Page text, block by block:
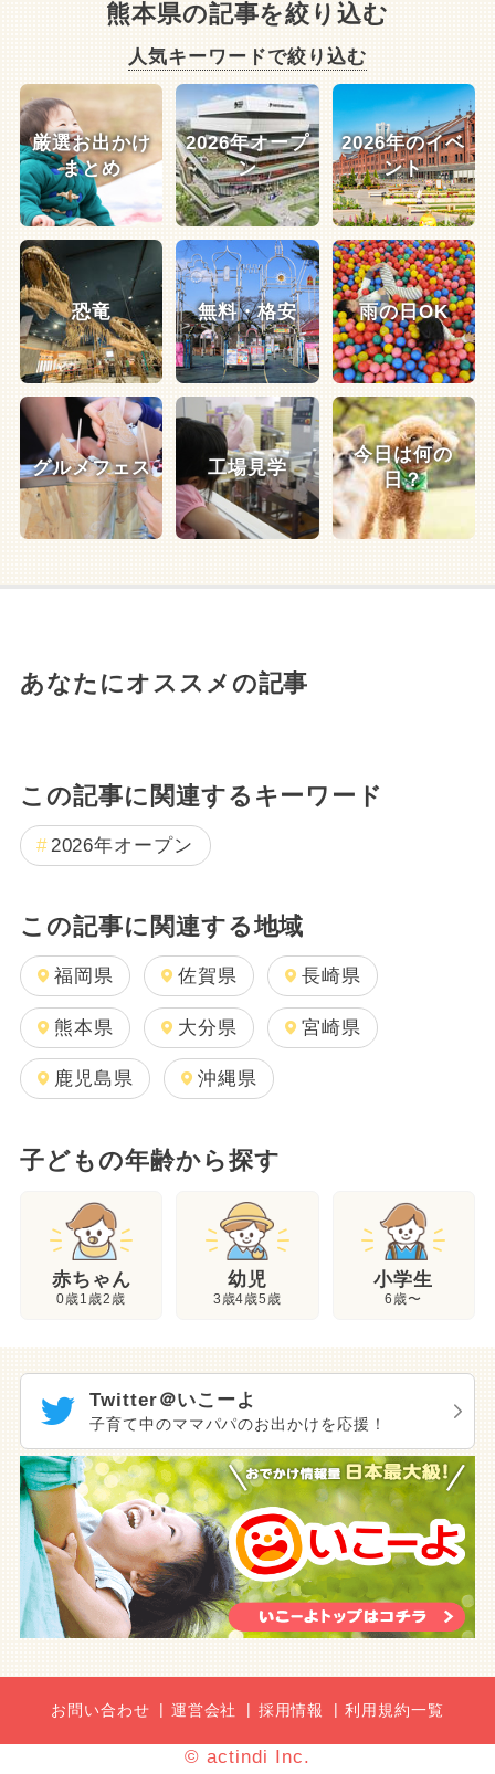
熊本県の記事を絞り込む
人気キーワードで絞り込む
厳選お出かけ
まとめ
2026年オープ
ン
2026年のイベ
ント
恐竜 無料・格安 雨の日OK
グルメフェス 工場見学
今日は何の
日？
あなたにオススメの記事
この記事に関連するキーワード
2026年オープン
この記事に関連する地域
福岡県 佐賀県 長崎県
熊本県 大分県 宮崎県
鹿児島県 沖縄県
子どもの年齢から探す
赤ちゃん
0歳1歳2歳
幼児
3歳4歳5歳
小学生
6歳〜
Twitter＠いこーよ
子育て中のママパパのお出かけを応援！
お問い合わせ 運営会社 採用情報 利用規約一覧
© actindi Inc.